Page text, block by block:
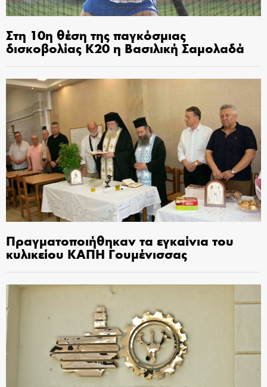
Στη 10η θέση της παγκόσμιας
δισκοβολίας Κ20 η Βασιλική Σαμολαδά
Πραγματοποιήθηκαν τα εγκαίνια του
κυλικείου ΚΑΠΗ Γουμένισσας